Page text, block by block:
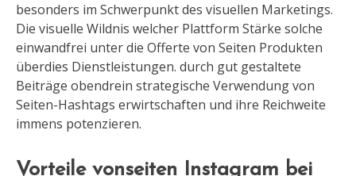
besonders im Schwerpunkt des visuellen Marketings.
Die visuelle Wildnis welcher Plattform Stärke solche
einwandfrei unter die Offerte von Seiten Produkten
überdies Dienstleistungen. durch gut gestaltete
Beiträge obendrein strategische Verwendung von
Seiten-Hashtags erwirtschaften und ihre Reichweite
immens potenzieren.
Vorteile vonseiten Instagram bei